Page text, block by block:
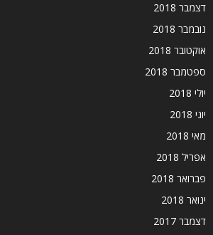
דצמבר 2018
נובמבר 2018
אוקטובר 2018
ספטמבר 2018
יולי 2018
יוני 2018
מאי 2018
אפריל 2018
פברואר 2018
ינואר 2018
דצמבר 2017